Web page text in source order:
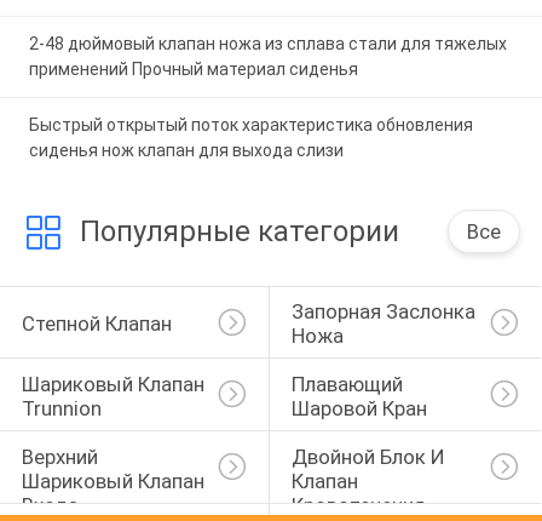
2-48 дюймовый клапан ножа из сплава стали для тяжелых
применений Прочный материал сиденья
Быстрый открытый поток характеристика обновления
сиденья нож клапан для выхода слизи
Популярные категории Все
Степной Клапан
Запорная Заслонка
Ножа
Шариковый Клапан
Trunnion
Плавающий
Шаровой Кран
Верхний
Шариковый Клапан
Входа
Двойной Блок И
Клапан
Кровотечения